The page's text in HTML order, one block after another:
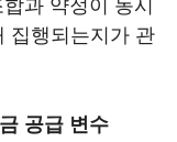
과 약정이 동시
집행되는지가 관
공급 변수